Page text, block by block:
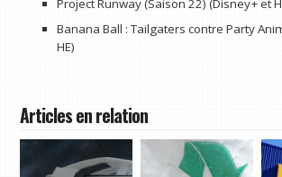
Project Runway (Saison 22) (Disney+ et
Banana Ball : Tailgaters contre Party
HE)
Articles en relation